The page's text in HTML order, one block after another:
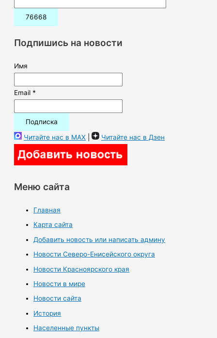
и
:Подпишись на новости
Имя
Email *
Читайте нас в MAX | Читайте нас в Дзен
Меню сайта
Главная
Карта сайта
Добавить новость или написать админу
Новости Северо-Енисейского округа
Новости Красноярского края
Новости в мире
Новости сайта
История
Населенные пункты